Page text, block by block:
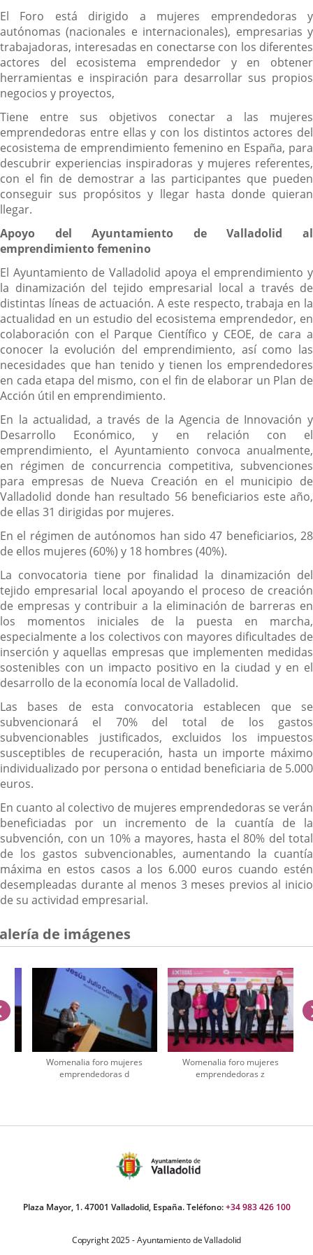
El Foro está dirigido a mujeres emprendedoras y
autónomas (nacionales e internacionales), empresarias y
trabajadoras, interesadas en conectarse con los diferentes
actores del ecosistema emprendedor y en obtener
herramientas e inspiración para desarrollar sus propios
negocios y proyectos,
Tiene entre sus objetivos conectar a las mujeres
emprendedoras entre ellas y con los distintos actores del
ecosistema de emprendimiento femenino en España, para
descubrir experiencias inspiradoras y mujeres referentes,
con el fin de demostrar a las participantes que pueden
conseguir sus propósitos y llegar hasta donde quieran
llegar.
Apoyo del Ayuntamiento de Valladolid al
emprendimiento femenino
El Ayuntamiento de Valladolid apoya el emprendimiento y
la dinamización del tejido empresarial local a través de
distintas líneas de actuación. A este respecto, trabaja en la
actualidad en un estudio del ecosistema emprendedor, en
colaboración con el Parque Científico y CEOE, de cara a
conocer la evolución del emprendimiento, así como las
necesidades que han tenido y tienen los emprendedores
en cada etapa del mismo, con el fin de elaborar un Plan de
Acción útil en emprendimiento.
En la actualidad, a través de la Agencia de Innovación y
Desarrollo Económico, y en relación con el
emprendimiento, el Ayuntamiento convoca anualmente,
en régimen de concurrencia competitiva, subvenciones
para empresas de Nueva Creación en el municipio de
Valladolid donde han resultado 56 beneficiarios este año,
de ellas 31 dirigidas por mujeres.
En el régimen de autónomos han sido 47 beneficiarios, 28
de ellos mujeres (60%) y 18 hombres (40%).
La convocatoria tiene por finalidad la dinamización del
tejido empresarial local apoyando el proceso de creación
de empresas y contribuir a la eliminación de barreras en
los momentos iniciales de la puesta en marcha,
especialmente a los colectivos con mayores dificultades de
inserción y aquellas empresas que implementen medidas
sostenibles con un impacto positivo en la ciudad y en el
desarrollo de la economía local de Valladolid.
Las bases de esta convocatoria establecen que se
subvencionará el 70% del total de los gastos
subvencionables justificados, excluidos los impuestos
susceptibles de recuperación, hasta un importe máximo
individualizado por persona o entidad beneficiaria de 5.000
euros.
En cuanto al colectivo de mujeres emprendedoras se verán
beneficiadas por un incremento de la cuantía de la
subvención, con un 10% a mayores, hasta el 80% del total
de los gastos subvencionables, aumentando la cuantía
máxima en estos casos a los 6.000 euros cuando estén
desempleadas durante al menos 3 meses previos al inicio
de su actividad empresarial.
de imágenes
Womenalia foro mujeres
emprendedoras d
Womenalia foro mujeres
emprendedoras z
anterior
Plaza Mayor, 1. 47001 Valladolid, España. Teléfono:+34 983 426 100
Copyright 2025 - Ayuntamiento de Valladolid